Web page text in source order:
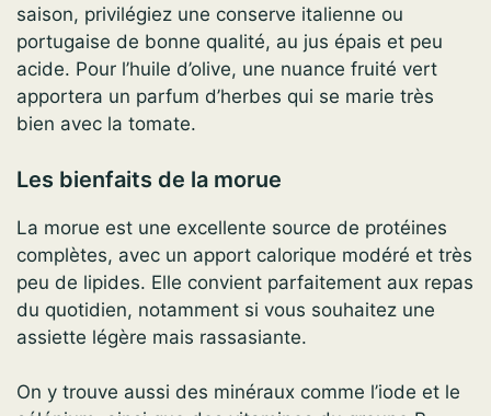
saison, privilégiez une conserve italienne ou
portugaise de bonne qualité, au jus épais et peu
acide. Pour l’huile d’olive, une nuance fruité vert
apportera un parfum d’herbes qui se marie très
bien avec la tomate.
Les bienfaits de la morue
La morue est une excellente source de protéines
complètes, avec un apport calorique modéré et très
peu de lipides. Elle convient parfaitement aux repas
du quotidien, notamment si vous souhaitez une
assiette légère mais rassasiante.
On y trouve aussi des minéraux comme l’iode et le